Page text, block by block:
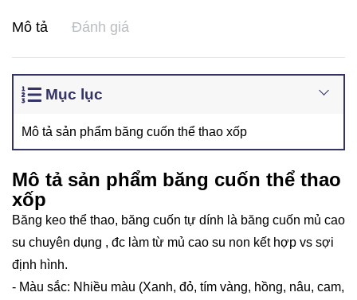
Mô tả Đánh giá
Mục lục
Mô tả sản phẩm băng cuốn thể thao xốp
Mô tả sản phẩm băng cuốn thể thao
xốp
Băng keo thể thao, băng cuốn tự dính là băng cuốn mủ cao
su chuyên dụng , đc làm từ mủ cao su non kết hợp vs sợi
định hình.
- Màu sắc: Nhiều màu (Xanh, đỏ, tím vàng, hồng, nâu, cam,